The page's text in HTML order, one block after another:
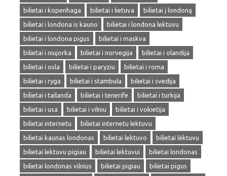
bilietai i kopenhaga
bilietai i lietuva
bilietai į londoną
bilietai i londona is kauno
bilietai i londona lektuvu
bilietai i londona pigus
bilietai i maskva
bilietai i niujorka
bilietai i norvegija
bilietai i olandija
bilietai i osla
bilietai i paryziu
bilietai i roma
bilietai i ryga
bilietai i stambula
bilietai i svedija
bilietai i tailanda
bilietai i tenerife
bilietai i turkija
bilietai i usa
bilietai i vilniu
bilietai i vokietija
bilietai internetu
bilietai internetu lektuvu
bilietai kaunas londonas
bilietai lektuvo
bilietai lėktuvu
bilietai lektuvu pigiau
bilietai lektuvui
bilietai londonas
bilietai londonas vilnius
bilietai pigiau
bilietai pigus